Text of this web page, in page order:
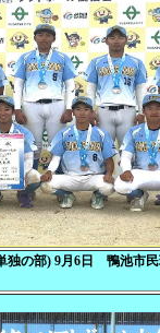
独の部) 9月6日 鴨池市